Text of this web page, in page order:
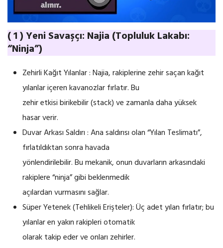
( 1 ) Yeni Savaşçı: Najia (Topluluk Lakabı:
“Ninja”)
Zehirli Kağıt Yılanlar : Najia, rakiplerine zehir saçan kağıt
yılanlar içeren kavanozlar fırlatır. Bu
zehir etkisi birikebilir (stack) ve zamanla daha yüksek
hasar verir.
Duvar Arkası Saldırı : Ana saldırısı olan “Yılan Teslimatı”,
fırlatıldıktan sonra havada
yönlendirilebilir. Bu mekanik, onun duvarların arkasındaki
rakiplere “ninja” gibi beklenmedik
açılardan vurmasını sağlar.
Süper Yetenek (Tehlikeli Erişteler): Üç adet yılan fırlatır; bu
yılanlar en yakın rakipleri otomatik
olarak takip eder ve onları zehirler.